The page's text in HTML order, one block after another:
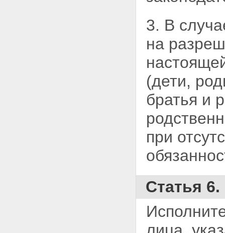
3. В
на
(дети,
братья и
при
Статья